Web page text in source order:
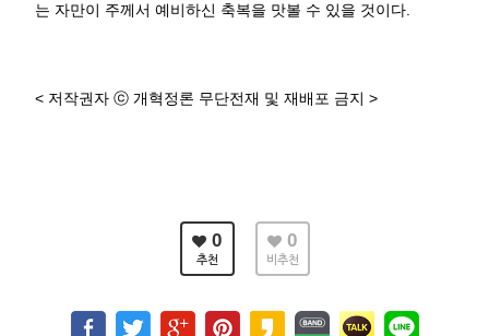
는 자만이 주께서 예비하신 축복을 맛볼 수 있을 것이다
< 저작권자 ⓒ 개혁정론 무단전재 및 재배포 금지 >
0
추천
0
비추천